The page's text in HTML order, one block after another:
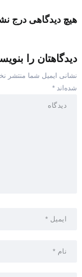
هیچ دیدگاهی درج
دیدگاهتان را
نشانی ایمیل شما منتشر
شده‌اند *